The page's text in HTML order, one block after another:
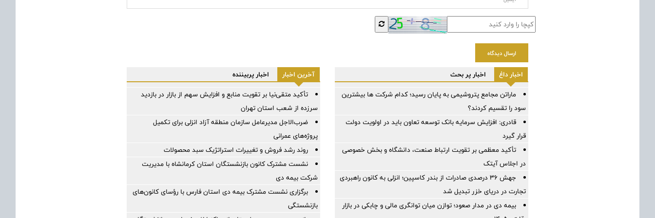
ارسال دیدگاه
اخبار داغ
اخبار پر بحث
ماراتن مجامع پتروشیمی به پایان رسید؛ کدام شرکت ها بیشترین
سود را تقسیم کردند؟
قادری: افزایش سرمایه بانک توسعه تعاون باید در اولویت دولت
قرار گیرد
تأکید معظمی بر تقویت ارتباط صنعت، دانشگاه و بخش خصوصی
در اجلاس آیتک
جهش ۳۶ درصدی صادرات از بندر کاسپین؛ انزلی به کانون راهبردی
تجارت در دریای خزر تبدیل شد
بیمه دی در مدار صعود؛ توازن میان توانگری مالی و چابکی در بازار
آخرین اخبار
اخبار پربیننده
تأکید متقی‌نیا بر تقویت منابع و افزایش سهم از بازار در بازدید
سرزده از شعب استان تهران
ضرب‌الاجل مدیرعامل سازمان منطقه آزاد انزلی برای تكمیل
پروژه‌های عمرانی
روند رشد فروش و تغییرات استراتژیک سبد محصولات
نشست مشترک کانون بازنشستگان استان کرمانشاه با مدیریت
شرکت بیمه دی
برگزاری نشست مشترک بیمه دی استان فارس با رؤسای کانون‌های
بازنشستگی